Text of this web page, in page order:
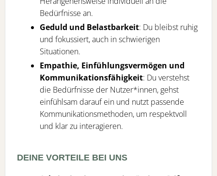
Bedürfnisse an.
Geduld und Belastbarkeit: Du bleibst ruhig
und fokussiert, auch in schwierigen
Situationen.
Empathie, Einfühlungsvermögen und
Kommunikationsfähigkeit: Du verstehst
die Bedürfnisse der Nutzer*innen, gehst
einfühlsam darauf ein und nutzt passende
Kommunikationsmethoden, um respektvoll
und klar zu interagieren.
DEINE VORTEILE BEI UNS